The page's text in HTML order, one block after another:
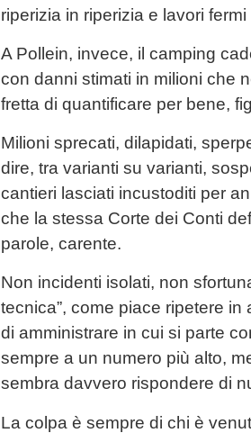
riperizia in riperizia e lavori
A Pollein, invece, il camping
con danni stimati in milioni che
fretta di quantificare per bene,
Milioni sprecati, dilapidati,
dire, tra varianti su varianti,
cantieri lasciati incustoditi per
che la stessa Corte dei Conti
parole, carente.
Non incidenti isolati, non
tecnica”, come piace ripetere
di amministrare in cui si parte
sempre a un numero più alto,
sembra davvero rispondere di
La colpa è sempre di chi è